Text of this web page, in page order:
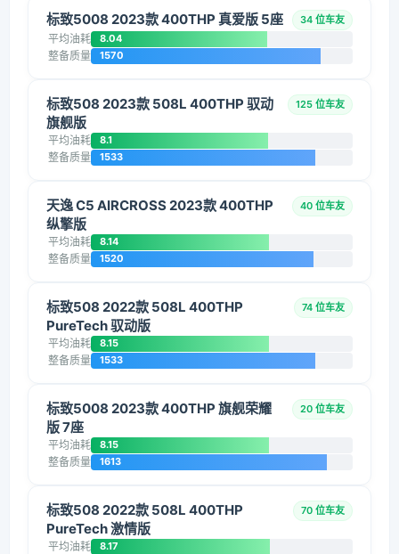
标致5008 2023款 400THP 真爱版 5座 34 位车友
平均油耗 8.04
整备质量 1570
标致508 2023款 508L 400THP 驭动
旗舰版
125 位车友
平均油耗 8.1
整备质量 1533
天逸 C5 AIRCROSS 2023款 400THP
纵擎版
40 位车友
平均油耗 8.14
整备质量 1520
标致508 2022款 508L 400THP
PureTech 驭动版
74 位车友
平均油耗 8.15
整备质量 1533
标致5008 2023款 400THP 旗舰荣耀
版 7座
20 位车友
平均油耗 8.15
整备质量 1613
标致508 2022款 508L 400THP
PureTech 激情版
70 位车友
平均油耗 8.17